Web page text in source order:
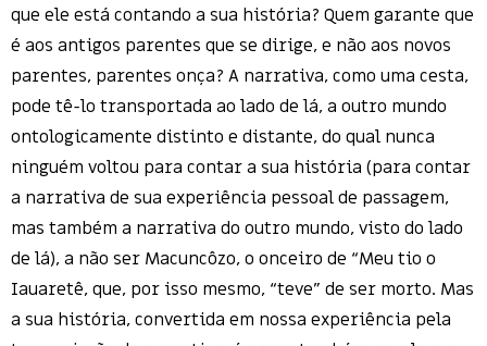
que ele está contando a sua história? Quem garante que
é aos antigos parentes que se dirige, e não aos novos
parentes, parentes onça? A narrativa, como uma cesta,
pode tê-lo transportada ao lado de lá, a outro mundo
ontologicamente distinto e distante, do qual nunca
ninguém voltou para contar a sua história (para contar
a narrativa de sua experiência pessoal de passagem,
mas também a narrativa do outro mundo, visto do lado
de lá), a não ser Macuncôzo, o onceiro de “Meu tio o
Iauaretê, que, por isso mesmo, “teve” de ser morto. Mas
a sua história, convertida em nossa experiência pela